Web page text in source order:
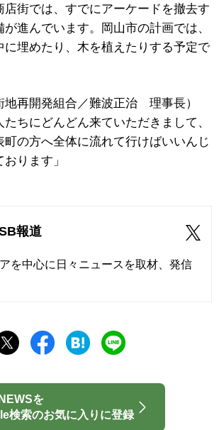
街では、すでにアーケードを撤去す
進んでいます。岡山市の計画では、
に埋めたり、木を植えたりする予定で
地再開発組合／難波正治 理事長）
たちにどんどん来ていただきまして、
町の方へ全体に流れて行けばいいんじ
ります」
報道
を中心に日々ニュースを取材、発信
を
検索のお気に入りに登録